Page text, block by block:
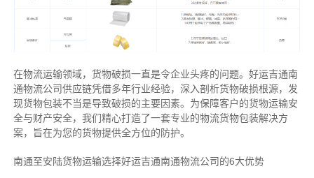
在物流运输领域，货物破损一直是令企业头疼的问题。好运吉通南
通物流公司供应链凭借多年行业经验，深入剖析货物破损根源，发
现货物包装不当是导致破损的主要因素。为保障客户的货物运输安
全与财产安全，我们精心打造了一套专业的物流货物包装解决方
案，旨在为您的货物提供全方位的防护。
南通至安陆货物运输选择好运吉通南通物流公司的6大优势